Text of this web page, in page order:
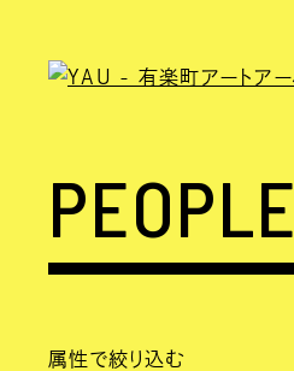
PEOPLE
属性で絞り込む